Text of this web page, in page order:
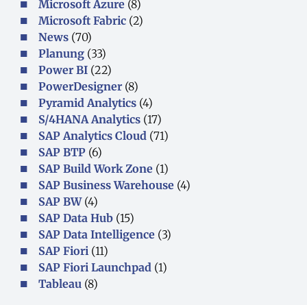
Microsoft Azure (8)
Microsoft Fabric (2)
News (70)
Planung (33)
Power BI (22)
PowerDesigner (8)
Pyramid Analytics (4)
S/4HANA Analytics (17)
SAP Analytics Cloud (71)
SAP BTP (6)
SAP Build Work Zone (1)
SAP Business Warehouse (4)
SAP BW(4)
SAP Data Hub (15)
SAP Data Intelligence (3)
SAP Fiori (11)
SAP Fiori Launchpad (1)
Tableau (8)